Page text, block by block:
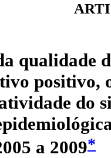
qualidade
positivo,
do
a 2009*